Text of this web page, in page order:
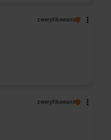
zweryfikowano
zweryfikowano